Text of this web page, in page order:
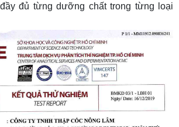
đủ từng dưỡng chất trong từng loại